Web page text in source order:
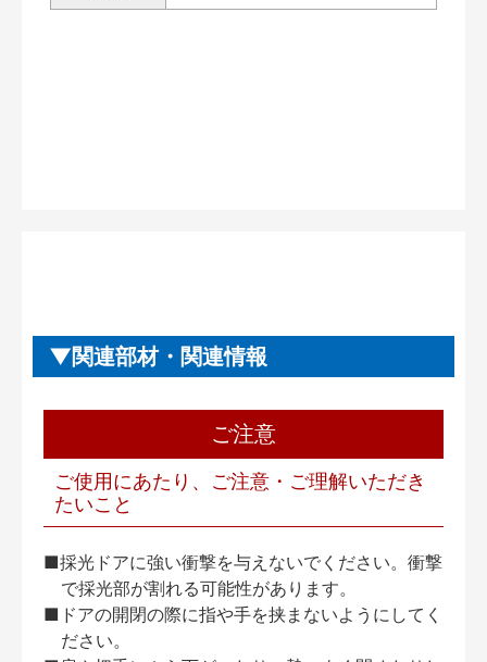
関連部材・関連情報
ご注意
ご使用にあたり、ご注意・ご理解いただき
たいこと
■採光ドアに強い衝撃を与えないでください。衝撃
で採光部が割れる可能性があります。
■ドアの開閉の際に指や手を挟まないようにしてく
ださい。